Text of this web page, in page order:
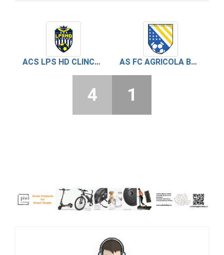
ACS LPS HD CLINCENI AS FC AGRICOLA BORCEA
4 1